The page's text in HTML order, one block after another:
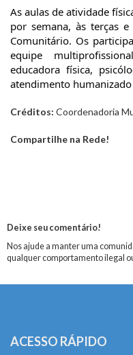
As aulas de atividade
por semana, às terças
Comunitário. Os
equipe
educadora física,
atendimento
Créditos: Coordenadoria
Compartilhe na Rede!
Deixe seu comentário!
Nos ajude a manter uma
qualquer comportamento ilegal
ACESSO RÁPIDO